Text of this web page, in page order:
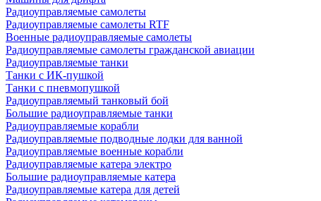
Радиоуправляемые самолеты
Радиоуправляемые самолеты RTF
Военные радиоуправляемые самолеты
Радиоуправляемые самолеты гражданской авиации
Радиоуправляемые танки
Танки с ИК-пушкой
Танки с пневмопушкой
Радиоуправляемый танковый бой
Большие радиоуправляемые танки
Радиоуправляемые корабли
Радиоуправляемые подводные лодки для ванной
Радиоуправляемые военные корабли
Радиоуправляемые катера электро
Большие радиоуправляемые катера
Радиоуправляемые катера для детей